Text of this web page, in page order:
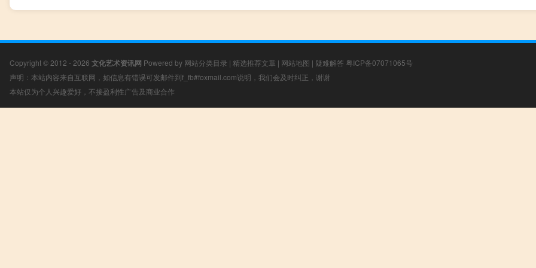
Copyright © 2012 - 2026 文化艺术资讯网 Powered by 网站分类目录 | 精选推荐文章 | 网站地图 | 疑难解答 粤ICP备07071065号
声明：本站内容来自互联网，如信息有错误可发邮件到f_fb#foxmail.com说明，我们会及时纠正，谢谢
本站仅为个人兴趣爱好，不接盈利性广告及商业合作